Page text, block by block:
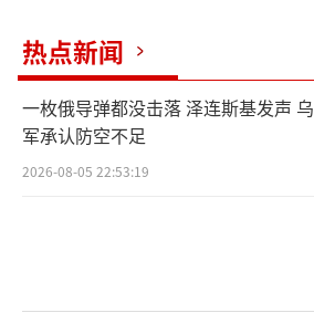
热点新闻
一枚俄导弹都没击落 泽连斯基发声 乌
军承认防空不足
2026-08-05 22:53:19